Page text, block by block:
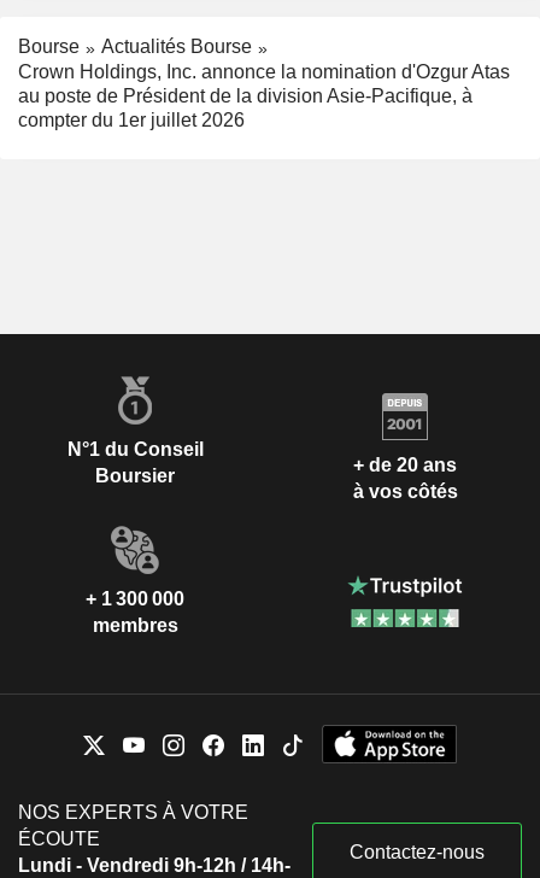
Bourse
Actualités Bourse
Crown Holdings, Inc. annonce la nomination d'Ozgur Atas
au poste de Président de la division Asie-Pacifique, à
compter du 1er juillet 2026
N°1 du Conseil
Boursier
+ de 20 ans
à vos côtés
+ 1 300 000
membres
NOS EXPERTS À VOTRE
ÉCOUTE
Lundi - Vendredi 9h-12h / 14h-
Contactez-nous